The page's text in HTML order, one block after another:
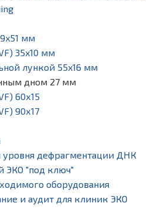
мм
35x10 мм
лункой 55x16 мм
дном 27 мм
60х15
90х17
уровня дефрагментации ДНК
ЭКО "под ключ"
оборудования
и аудит для клиник ЭКО